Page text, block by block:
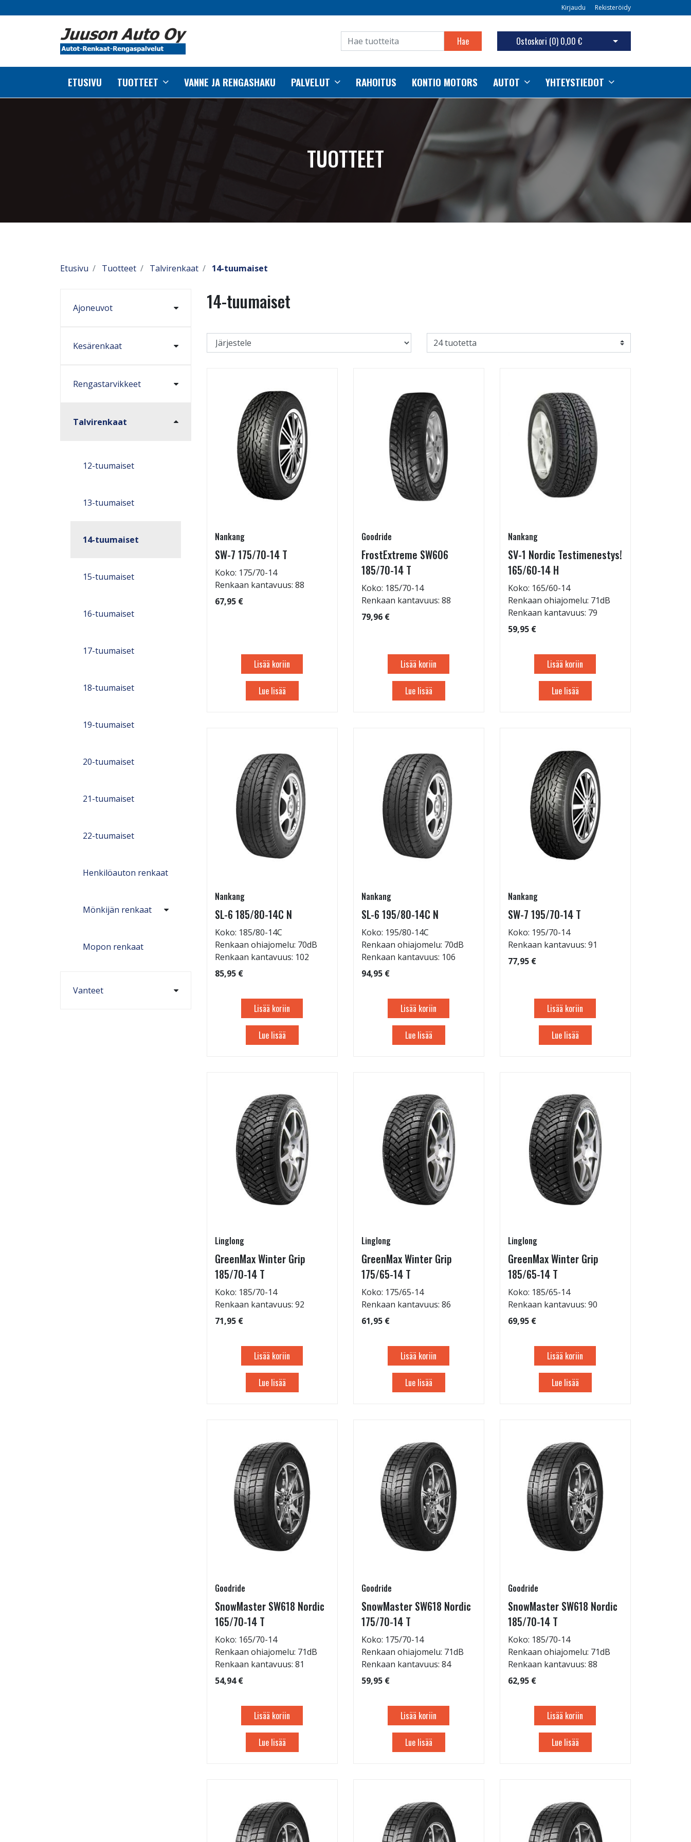
Kirjaudu Rekisteröidy
Hae Ostoskori (0) 0,00 € Avaa ostoskori
ETUSIVU TUOTTEET VANNE JA RENGASHAKU PALVELUT RAHOITUS KONTIO MOTORS AUTOT YHTEYSTIEDOT
TUOTTEET
Etusivu Tuotteet Talvirenkaat 14-tuumaiset
Ajoneuvot
Kesärenkaat
Rengastarvikkeet
Talvirenkaat
12-tuumaiset
13-tuumaiset
14-tuumaiset
15-tuumaiset
16-tuumaiset
17-tuumaiset
18-tuumaiset
19-tuumaiset
20-tuumaiset
21-tuumaiset
22-tuumaiset
Henkilöauton renkaat
Mönkijän renkaat
Mopon renkaat
Vanteet
14-tuumaiset
Nankang
SW-7 175/70-14 T
Koko: 175/70-14
Renkaan kantavuus: 88
67,95 €
Lisää koriin
Lue lisää
Goodride
FrostExtreme SW606
185/70-14 T
Koko: 185/70-14
Renkaan kantavuus: 88
79,96 €
Lisää koriin
Lue lisää
Nankang
SV-1 Nordic Testimenestys!
165/60-14 H
Koko: 165/60-14
Renkaan ohiajomelu: 71dB
Renkaan kantavuus: 79
59,95 €
Lisää koriin
Lue lisää
Nankang
SL-6 185/80-14C N
Koko: 185/80-14C
Renkaan ohiajomelu: 70dB
Renkaan kantavuus: 102
85,95 €
Lisää koriin
Lue lisää
Nankang
SL-6 195/80-14C N
Koko: 195/80-14C
Renkaan ohiajomelu: 70dB
Renkaan kantavuus: 106
94,95 €
Lisää koriin
Lue lisää
Nankang
SW-7 195/70-14 T
Koko: 195/70-14
Renkaan kantavuus: 91
77,95 €
Lisää koriin
Lue lisää
Linglong
GreenMax Winter Grip
185/70-14 T
Koko: 185/70-14
Renkaan kantavuus: 92
71,95 €
Lisää koriin
Lue lisää
Linglong
GreenMax Winter Grip
175/65-14 T
Koko: 175/65-14
Renkaan kantavuus: 86
61,95 €
Lisää koriin
Lue lisää
Linglong
GreenMax Winter Grip
185/65-14 T
Koko: 185/65-14
Renkaan kantavuus: 90
69,95 €
Lisää koriin
Lue lisää
Goodride
SnowMaster SW618 Nordic
165/70-14 T
Koko: 165/70-14
Renkaan ohiajomelu: 71dB
Renkaan kantavuus: 81
54,94 €
Lisää koriin
Lue lisää
Goodride
SnowMaster SW618 Nordic
175/70-14 T
Koko: 175/70-14
Renkaan ohiajomelu: 71dB
Renkaan kantavuus: 84
59,95 €
Lisää koriin
Lue lisää
Goodride
SnowMaster SW618 Nordic
185/70-14 T
Koko: 185/70-14
Renkaan ohiajomelu: 71dB
Renkaan kantavuus: 88
62,95 €
Lisää koriin
Lue lisää